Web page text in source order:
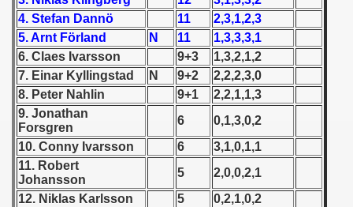
4. Stefan Dannö
11
2,3,1,2,3
5. Arnt Förland N 11
1,3,3,3,1
6. Claes Ivarsson
9+3
1,3,2,1,2
7. Einar Kyllingstad
N 9+2
2,2,2,3,0
8. Peter Nahlin
9+1
2,2,1,1,3
9. Jonathan
Forsgren
6
0,1,3,0,2
10. Conny Ivarsson
6
3,1,0,1,1
11. Robert
Johansson
5
2,0,0,2,1
12. Niklas Karlsson
5
0,2,1,0,2
1946